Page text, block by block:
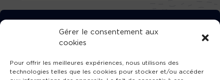
Gérer le consentement aux
cookies
Pour offrir les meilleures expériences, nous utilisons des
technologies telles que les cookies pour stocker et/ou accéder
TÉLÉCHARGEZ GRATUITEMENT
L’APPLICATION TVBA !